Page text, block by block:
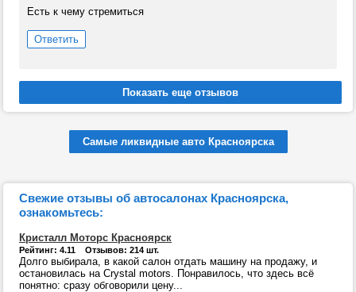
Есть к чему стремиться
Ответить
Самые ликвидные авто Красноярска
Свежие отзывы об автосалонах Красноярска,
ознакомьтесь:
Кристалл Моторс Красноярск
Рейтинг: 4.11 Отзывов: 214 шт.
Долго выбирала, в какой салон отдать машину на продажу, и
остановилась на Crystal motors. Понравилось, что здесь всё
понятно: сразу обговорили цену...